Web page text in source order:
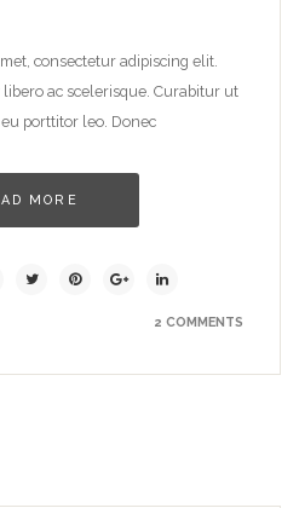
consectetur adipiscing elit.
ac scelerisque. Curabitur ut
porttitor leo. Donec
MORE
2 COMMENTS